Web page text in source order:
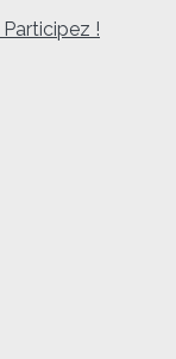
Participez !